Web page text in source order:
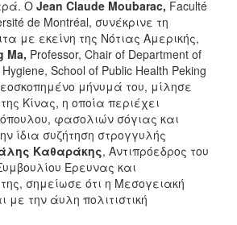
Ο Jean Claude Moubarac, Faculté
de Montréal, συνέκρινε τη
με εκείνη της Νότιας Αμερικής,
Ma, Professor, Chair of Department of
School of Public Health Peking
μήνυμά του, μίλησε
Κίνας, η οποία περιέχει
φασολιών σόγιας και
ίδια συζήτηση στρογγυλής
Καθαράκης, Αντιπρόεδρος του
Έρευνας και
σημείωσε ότι η Μεσογειακή
με την άυλη πολιτιστική